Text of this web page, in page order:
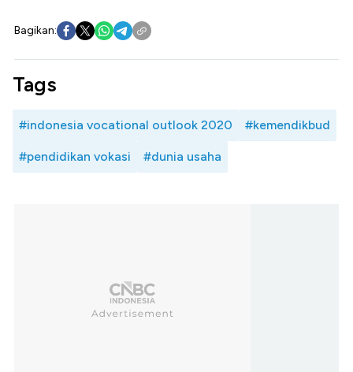
Bagikan:
Tags
#indonesia vocational outlook 2020 #kemendikbud
#pendidikan vokasi #dunia usaha